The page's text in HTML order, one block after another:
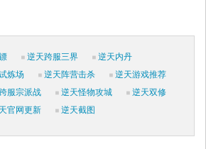
逆天跨服三界
逆天内丹
炼场 逆天阵营击杀
逆天游戏推荐
服宗派战 逆天怪物攻城
逆天双修
官网更新 逆天截图